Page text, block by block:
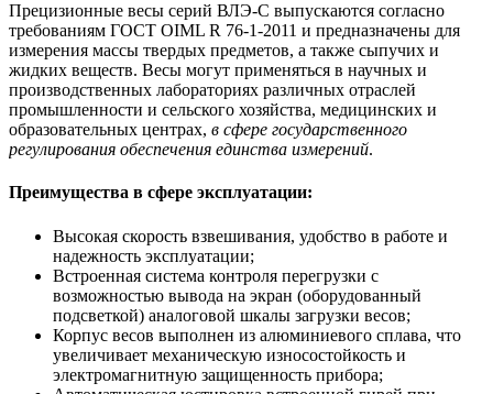
Прецизионные весы серий ВЛЭ-С выпускаются согласно
требованиям ГОСТ OIML R 76-1-2011 и предназначены для
измерения массы твердых предметов, а также сыпучих и
жидких веществ. Весы могут применяться в научных и
производственных лабораториях различных отраслей
промышленности и сельского хозяйства, медицинских и
образовательных центрах, в сфере государственного
регулирования обеспечения единства измерений.
Преимущества в сфере эксплуатации:
Высокая скорость взвешивания, удобство в работе и
надежность эксплуатации;
Встроенная система контроля перегрузки с
возможностью вывода на экран (оборудованный
подсветкой) аналоговой шкалы загрузки весов;
Корпус весов выполнен из алюминиевого сплава, что
увеличивает механическую износостойкость и
электромагнитную защищенность прибора;